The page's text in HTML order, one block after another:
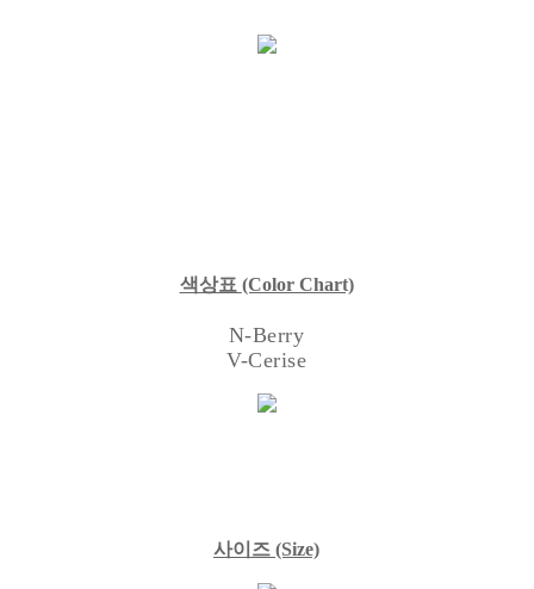
색상표 (Color Chart)
N-Berry
V-Cerise
사이즈 (Size)